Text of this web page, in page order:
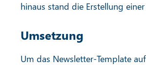
hinaus stand die Erstellung
Umsetzung
Um das Newsletter-Template